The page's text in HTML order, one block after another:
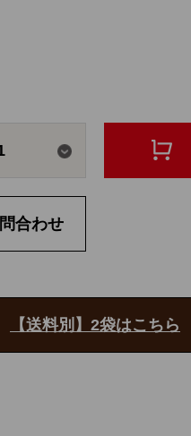
合わせ
【送料別】2袋はこちら